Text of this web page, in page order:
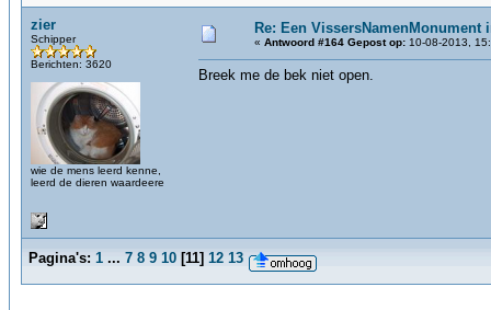
zier
Schipper
Berichten: 3620
wie de mens leerd kenne,
leerd de dieren waardeere
Re: Een VissersNamenMonument
« Antwoord #164 Gepost op: 10-08-2013,
Breek me de bek niet open.
Pagina's: 1 ... 7 8 9 10 [11] 12 13